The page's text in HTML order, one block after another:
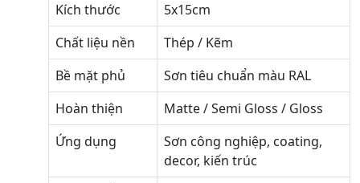
Kích thước
5x15cm
Chất liệu nền
Thép / Kẽm
Bề mặt phủ
Sơn tiêu chuẩn màu RAL
Hoàn thiện
Matte / Semi Gloss / Gloss
Ứng dụng
Sơn công nghiệp, coating,
decor, kiến trúc